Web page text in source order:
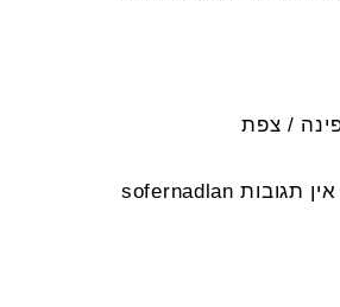
אין תגובות sofernadlan